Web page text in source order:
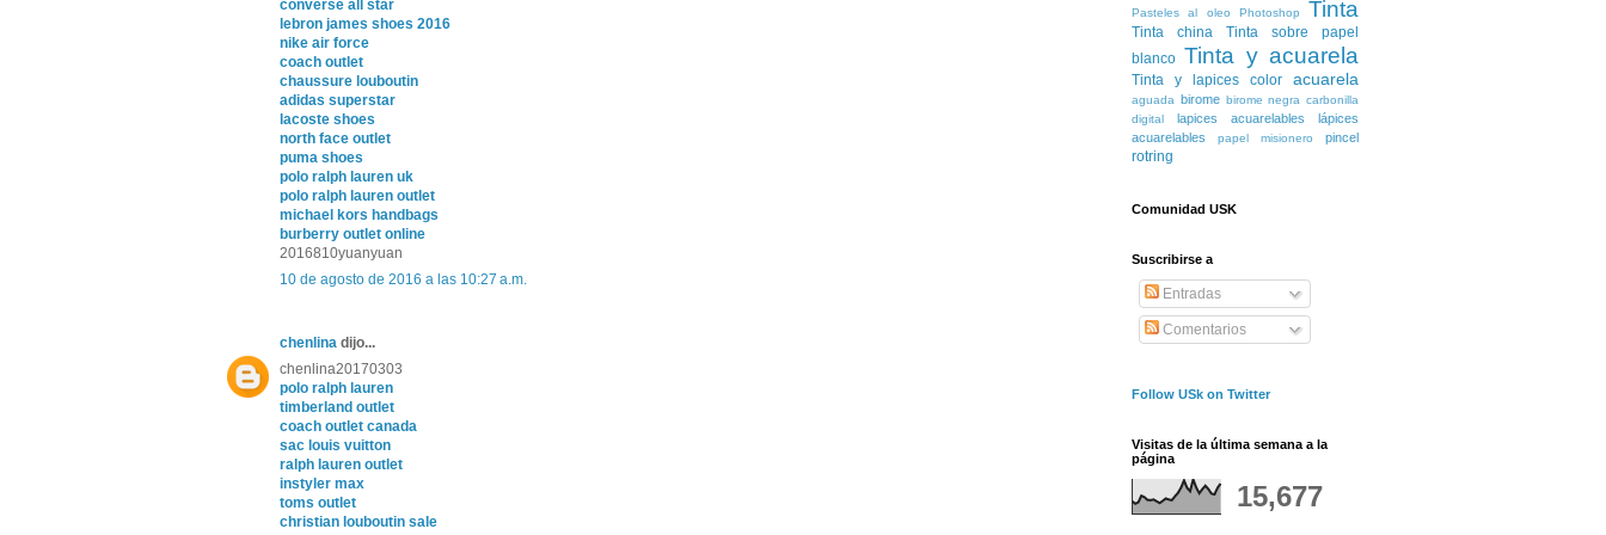
converse all star
lebron james shoes 2016
nike air force
coach outlet
chaussure louboutin
adidas superstar
lacoste shoes
north face outlet
puma shoes
polo ralph lauren uk
polo ralph lauren outlet
michael kors handbags
burberry outlet online
2016810yuanyuan
10 de agosto de 2016 a las 10:27 a.m.
chenlina dijo...
chenlina20170303
polo ralph lauren
timberland outlet
coach outlet canada
sac louis vuitton
ralph lauren outlet
instyler max
toms outlet
christian louboutin sale
Pasteles al oleo
Photoshop Tinta
Tinta china
Tinta sobre papel
blanco Tinta y acuarela
Tinta y lapices color acuarela
aguada birome birome negra carbonilla
digital
lapices acuarelables
lápices
acuarelables
papel misionero pincel
rotring
Comunidad USK
Suscribirse a
Entradas
Comentarios
Follow USk on Twitter
Visitas de la última semana a la
página
15,677